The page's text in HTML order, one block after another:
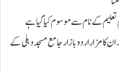
تعلیم کے نام سے موسوم کیا گیا ہے
آزاد کا انتقال 2 فروری 1958 کو ہوا۔ ان کا مزار اردو بازار جامع مسجد دہلی کے